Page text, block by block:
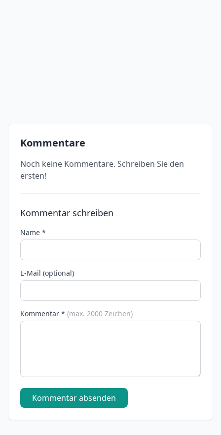
Kommentare
Noch keine Kommentare. Schreiben Sie den
ersten!
Kommentar schreiben
Name *
E-Mail (optional)
Kommentar * (max. 2000 Zeichen)
Kommentar absenden